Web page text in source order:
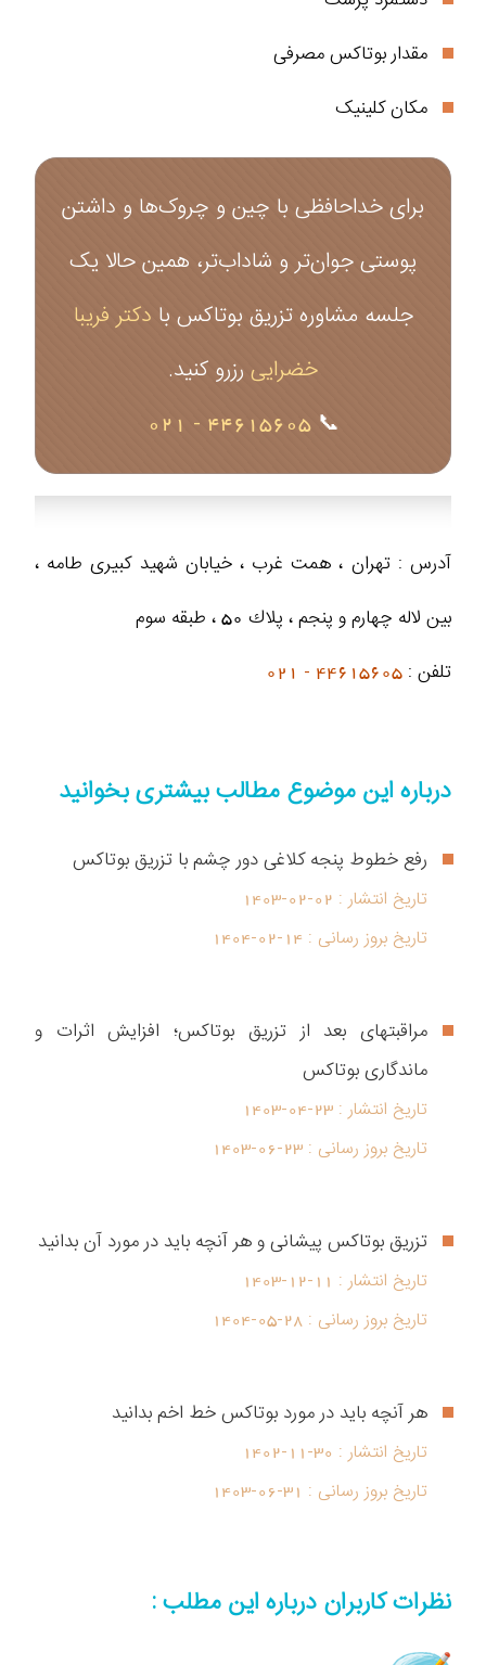
مقدار بوتاکس مصرفی
مکان کلینیک
برای خداحافظی با چین و چروک‌ها و داشتن
پوستی جوان‌تر و شاداب‌تر، همین حالا یک
جلسه مشاوره تزریق بوتاکس با دکتر فریبا
خضرایی رزرو کنید.
📞
44615605 - 021
آدرس : تهران ، همت غرب ، خيابان شهيد كبيرى طامه ،
بین لاله چهارم و پنجم ، پلاك 50 ، طبقه سوم
تلفن : 44615605 - 021
درباره این موضوع مطالب بیشتری بخوانید
رفع خطوط پنجه کلاغی دور چشم با تزریق بوتاکس
تاریخ انتشار : 1403-02-02
تاریخ بروز رسانی : 1404-02-14
مراقبتهای بعد از تزریق بوتاکس؛ افزایش اثرات و
ماندگاری بوتاکس
تاریخ انتشار : 1403-04-23
تاریخ بروز رسانی : 1403-06-23
تزریق بوتاکس پیشانی و هر آنچه باید در مورد آن بدانید
تاریخ انتشار : 1403-12-11
تاریخ بروز رسانی : 1404-05-28
هر آنچه باید در مورد بوتاکس خط اخم بدانید
تاریخ انتشار : 1402-11-30
تاریخ بروز رسانی : 1403-06-31
نظرات کاربران درباره این مطلب :